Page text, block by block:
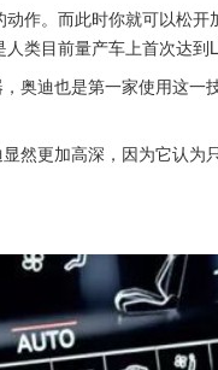
作。而此时你就可以松
类目前量产车上首次达到
奥迪也是第一家使用这一
然更加高深，因为它认为